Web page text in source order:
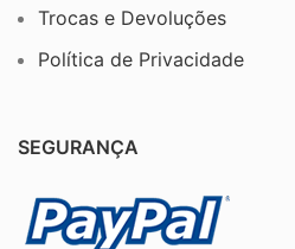
Trocas e Devoluções
Política de Privacidade
SEGURANÇA